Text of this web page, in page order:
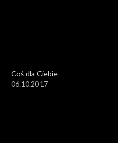
Coś dla Ciebie
06.10.2017